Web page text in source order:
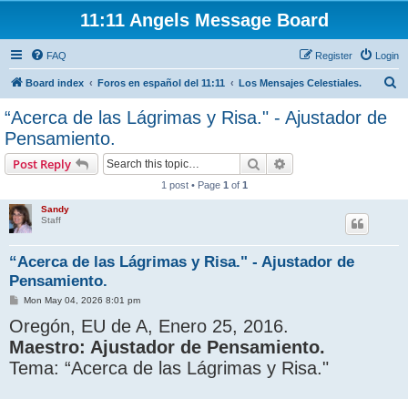
11:11 Angels Message Board
FAQ Login
Register
Board index Foros en español del 11:11 Los Mensajes Celestiales.
“Acerca de las Lágrimas y Risa." - Ajustador de
Pensamiento.
Post Reply Search
1 post • Page 1 of 1
Sandy
Staff
“Acerca de las Lágrimas y Risa." - Ajustador de
Pensamiento.
P
s
t
Mon May 04, 2026 8:01 pm
Oregón, EU de A, Enero 25, 2016.
Maestro: Ajustador de Pensamiento.
Tema: “Acerca de las Lágrimas y Risa."